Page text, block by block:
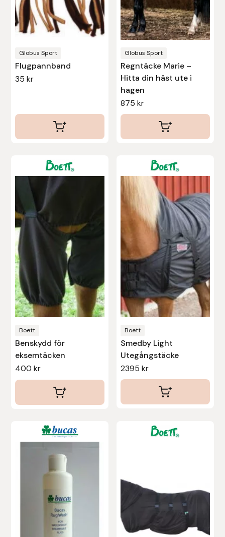
Globus Sport
Flugpannband
35kr
Globus Sport
Regntäcke Marie –
Hitta din häst ute i
hagen
875 kr
kan
väljas
på
produktsidan
Boett
Benskydd för
eksemtäcken
400kr
här
produkten
flera
varianter.
De
olika
alternativen
kan
väljas
på
produktsidan
Boett
Smedby Light
Utegångstäcke
2395 kr
här
produkten
har
flera
varianter.
De
olika
alternativen
kan
väljas
på
produktsidan
flera
De
olika